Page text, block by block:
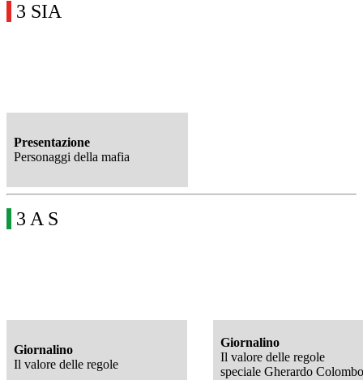
3 SIA
Presentazione
Personaggi della mafia
3 A S
Giornalino
Il valore delle regole
Giornalino
Il valore delle regole
speciale Gherardo Colombo